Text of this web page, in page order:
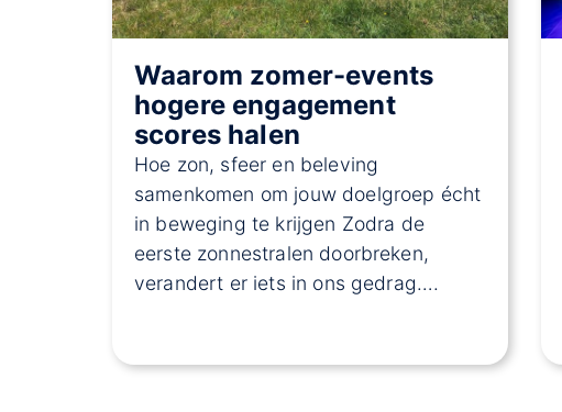
Waarom zomer-events
hogere engagement
scores halen
Hoe zon, sfeer en beleving
samenkomen om jouw doelgroep écht
in beweging te krijgen Zodra de
eerste zonnestralen doorbreken,
verandert er iets in ons gedrag….